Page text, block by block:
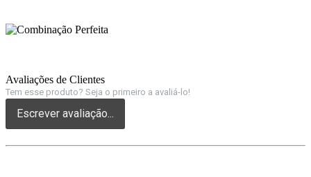
Avaliações de Clientes
Tem esse produto? Seja o primeiro a avaliá-lo!
Escrever avaliação...